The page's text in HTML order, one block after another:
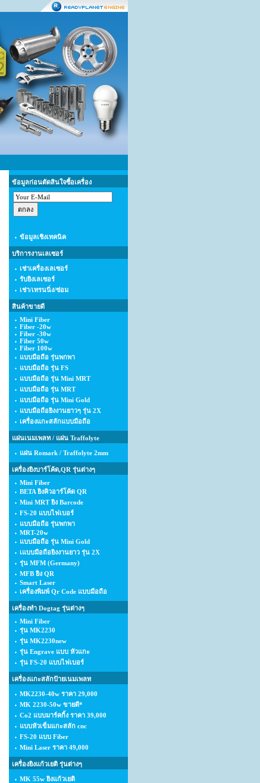
ข้อมูลก่อนตัดสินใจซื้อเครื่อง
ข้อมูลเชิงเทคนิค
บริการงานเลเซอร์
เช่าเครื่องเลเซอร์
รับยิงเลเซอร์
เช่า/เทรนนิ่ง/ซ่อม
สินค้าขายดี
Mini Fiber
Fiber -20w
Fiber -30w
Fiber 50w
Fiber 100w
แบบมือถือ รุ่นพกพา
แบบมือถือ รุ่น FS
แบบมือถือ รุ่น Mini MRT
แบบมือถือ รุ่น MRT
แบบมือถือ รุ่น Mini Gold
แบบมือถือยิงงานยาวๆ รุ่น 2X
เครื่องแกะสลักแบบมือถือ
แผ่นเนมเพลท / แผ่น Traffolyte
แผ่น Romark / Traffolyte 2mm
เครื่องยิงบาร์โค้ด,QR รุ่นต่างๆ
Mini Fiber
BETA ยิงคิวอาร์โค้ด QR
Mini MRT ยิง Barcode
FS-20 แบบไฟเบอร์
แบบมือถือ รุ่นพกพา
MRT-20w
แบบมือถือ รุ่น Mini Gold
เแบบมือถือยิงงานยาว รุ่น 2X
รุ่น MFM (Germany)
MFB ยิง QR
Smart Laser
เครื่องพิมพ์ Qr Code แบบมือถือ
เครื่องทำ Dogtag รุ่นต่างๆ
Mini Fiber
รุ่น MK2230
รุ่น MK2230new
รุ่น Engrave แบบ หัวแกะ
รุ่น FS-20 แบบไฟเบอร์
เครื่องแกะสลักป้ายเนมเพลท
MK2230-40w ราคา 29,000
MK 2230-50w ขายดี*
Co2 แบบมาร์คกิ้ง ราคา 39,000
แบบหัวเข็มแกะสลัก cnc
FS-20 แบบ Fiber
Mini Laser ราคา 49,000
เครื่องยิงแก้วเยติ รุ่นต่างๆ
MK 55w ยิงแก้วเยติ